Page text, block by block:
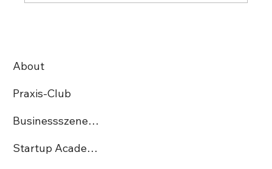
About
Praxis-Club
Businessszene.ch
Startup Academy CH